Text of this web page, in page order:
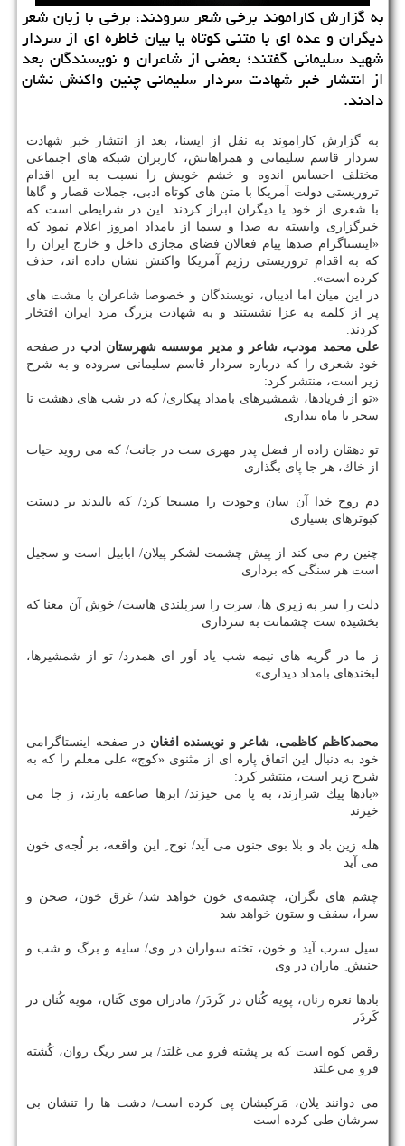
به گزارش كاراموند برخی شعر سرودند، برخی با زبان شعر
دیگران و عده ای با متنی كوتاه یا بیان خاطره ای از سردار
شهید سلیمانی گفتند؛ بعضی از شاعران و نویسندگان بعد
از انتشار خبر شهادت سردار سلیمانی چنین واكنش نشان
دادند.
به گزارش كاراموند به نقل از ایسنا، بعد از انتشار خبر شهادت
سردار قاسم سلیمانی و همراهانش، كاربران شبكه های اجتماعی
مختلف احساس اندوه و خشم خویش را نسبت به این اقدام
تروریستی دولت آمریكا با متن های كوتاه ادبی، جملات قصار و گاها
با شعری از خود یا دیگران ابراز كردند. این در شرایطی است كه
خبرگزاری وابسته به صدا و سیما از بامداد امروز اعلام نمود كه
«اینستاگرام صدها پیام فعالان فضای مجازی داخل و خارج ایران را
كه به اقدام تروریستی رژیم آمریكا واكنش نشان داده اند، حذف
كرده است».
در این میان اما ادیبان، نویسندگان و خصوصا شاعران با مشت های
پر از كلمه به عزا نشستند و به شهادت بزرگ مرد ایران افتخار
كردند.
علی محمد مودب، شاعر و مدیر موسسه شهرستان ادب در صفحه
خود شعری را كه درباره سردار قاسم سلیمانی سروده و به شرح
زیر است، منتشر كرد:
«تو از فریادها، شمشیرهای بامداد پیكاری/ كه در شب های دهشت تا
سحر با ماه بیداری
تو دهقان زاده از فضل پدر مهری ست در جانت/ كه می روید حیات
از خاك، هر جا پای بگذاری
دم روح خدا آن سان وجودت را مسیحا كرد/ كه بالیدند بر دستت
كبوترهای بسیاری
چنین رم می كند از پیش چشمت لشكر پیلان/ ابابیل است و سجیل
است هر سنگی كه برداری
دلت را سر به زیری ها، سرت را سربلندی هاست/ خوش آن معنا كه
بخشیده ست چشمانت به سرداری
ز ما در گریه های نیمه شب یاد آور ای همدرد/ تو از شمشیرها،
لبخندهای بامداد دیداری»
محمدكاظم كاظمی، شاعر و نویسنده افغان در صفحه اینستاگرامی
خود به دنبال این اتفاق پاره ای از مثنوی «كوچ» علی معلم را كه به
شرح زیر است، منتشر كرد:
«بادها پیك شرارند، به پا می خیزند/ ابرها صاعقه بارند، ز جا می
خیزند
هله زین باد و بلا بوی جنون می آید/ نوح ِ این واقعه، بر لُجه‌ی خون
می آید
چشم های نگران، چشمه‌ی خون خواهد شد/ غرق خون، صحن و
سرا، سقف و ستون خواهد شد
سیل سرب آید و خون، تخته سواران در وی/ سایه و برگ و شب و
جنبش ِ ماران در وی
بادها نعره زنان، پویه كُنان در كَردَر/ مادران موی كَنان، مویه كُنان در
كَردَر
رقص كوه است كه بر پشته فرو می غلتد/ بر سر ریگ روان، كُشته
فرو می غلتد
می دوانند یلان، مَركبشان پی كرده است/ دشت ها را تنشان بی
سرشان طی كرده است